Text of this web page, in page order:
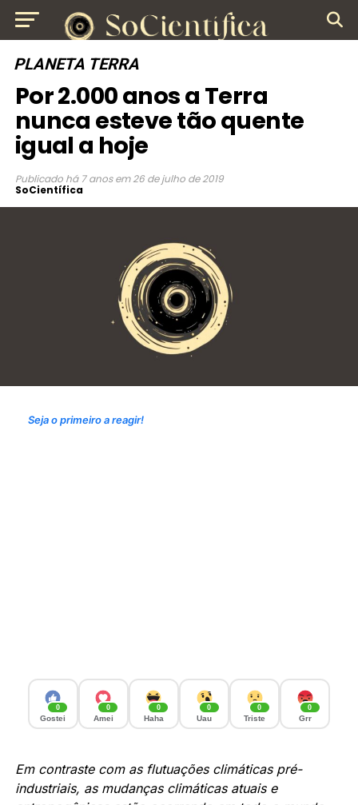
PLANETA TERRA
Por 2.000 anos a Terra
nunca esteve tão quente
igual a hoje
Publicado há 7 anos em 26 de julho de 2019
SoCientífica
Seja o primeiro a reagir!
0
Gostei
0
Amei
0
Haha
0
Uau
0
Triste
0
Grr
Em contraste com as flutuações climáticas pré-
industriais, as mudanças climáticas atuais e